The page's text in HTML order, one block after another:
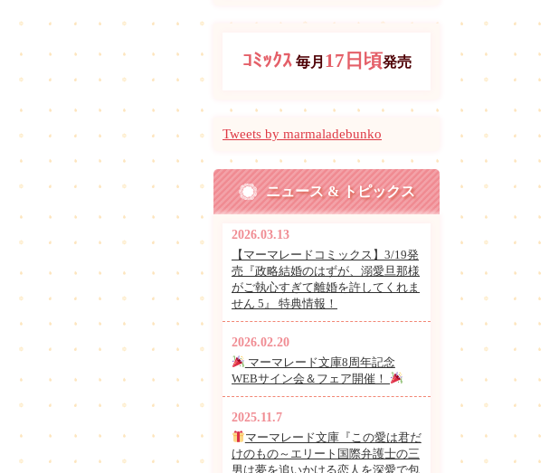
ｺﾐｯｸｽ毎月 17日頃発売
Tweets by marmaladebunko
ニュース & トピックス
2026.03.13
【マーマレードコミックス】3/19発
売『政略結婚のはずが、溺愛旦那様
がご執心すぎて離婚を許してくれま
せん 5』 特典情報！
2026.02.20
マーマレード文庫8周年記念
WEBサイン会＆フェア開催！
2025.11.7
マーマレード文庫『この愛は君だ
けのもの～エリート国際弁護士の三
男は夢を追いかける恋人を深愛で包